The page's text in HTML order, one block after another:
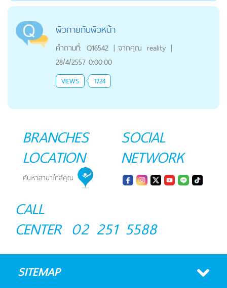
ผิวกายกับผิวหน้า
คำถามที่: Q16542 | จากคุณ reality |
28/4/2557 0:00:00
VIEWS 1724
BRANCHES
LOCATION
SOCIAL
NETWORK
CALL
CENTER 02 251 5588
SITEMAP